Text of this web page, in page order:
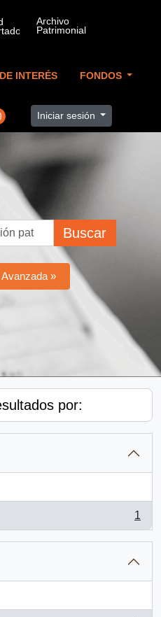
INTERÉS FONDOS
Iniciar sesión
Buscar
»
por:
1